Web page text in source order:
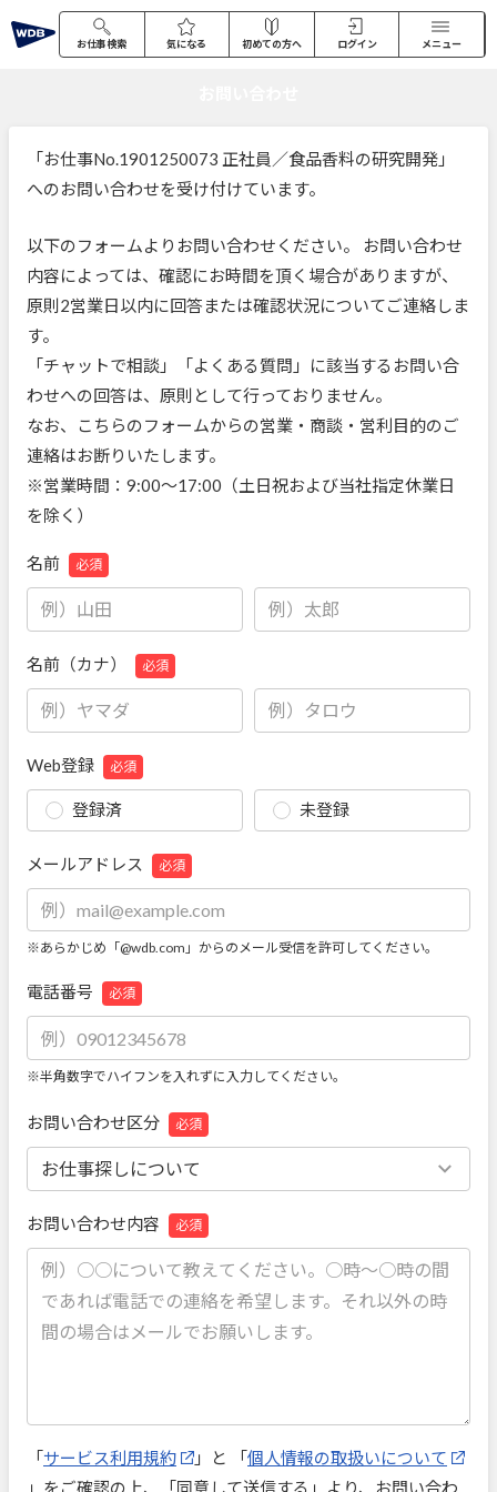
お仕事検索 気になる 初めての方へ ログイン メニュー
「お仕事No.1901250073 正社員／食品香料の研究開発」
へのお問い合わせを受け付けています。
以下のフォームよりお問い合わせください。 お問い合わせ
内容によっては、確認にお時間を頂く場合がありますが、
原則2営業日以内に回答または確認状況についてご連絡しま
す。
「チャットで相談」「よくある質問」に該当するお問い合
わせへの回答は、原則として行っておりません。
なお、こちらのフォームからの営業・商談・営利目的のご
連絡はお断りいたします。
※営業時間：9:00～17:00（土日祝および当社指定休業日
を除く）
名前 必須
名前（カナ） 必須
Web登録 必須
登録済 未登録
メールアドレス 必須
※あらかじめ「@wdb.com」からのメール受信を許可してください。
電話番号 必須
※半角数字でハイフンを入れずに入力してください。
お問い合わせ区分 必須
お問い合わせ内容 必須
「サービス利用規約 」と 「個人情報の取扱いについて
」をご確認の上、「同意して送信する」より、お問い合わ